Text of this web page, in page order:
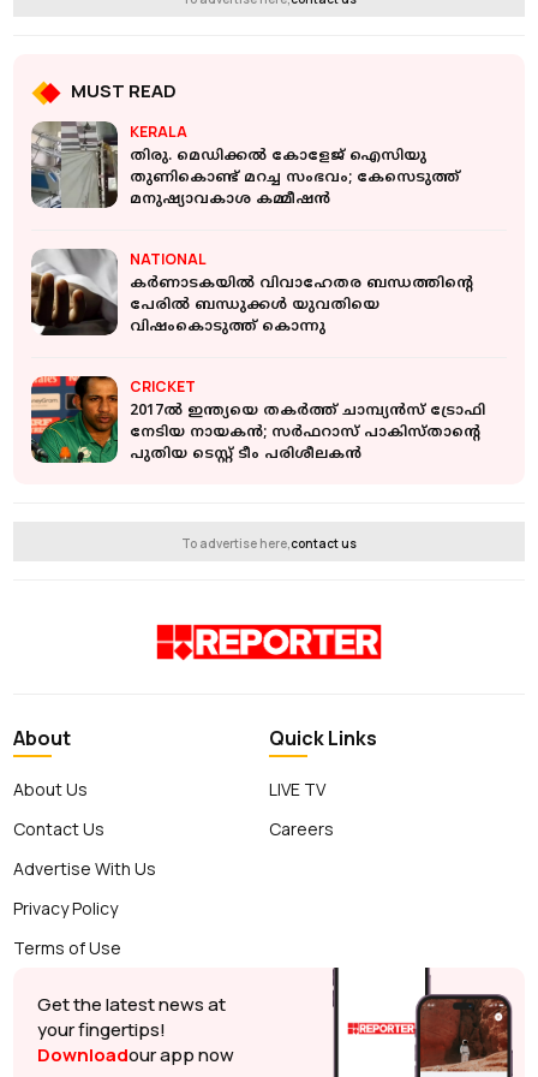
MUST READ
KERALA
തിരു. മെഡിക്കല്‍ കോളേജ് ഐസിയു
തുണികൊണ്ട് മറച്ച സംഭവം; കേസെടുത്ത്
മനുഷ്യാവകാശ കമ്മീഷന്‍
NATIONAL
കര്‍ണാടകയില്‍ വിവാഹേതര ബന്ധത്തിന്റെ
പേരില്‍ ബന്ധുക്കള്‍ യുവതിയെ
വിഷംകൊടുത്ത് കൊന്നു
CRICKET
2017ല്‍ ഇന്ത്യയെ തകര്‍ത്ത് ചാമ്പ്യന്‍സ് ട്രോഫി
നേടിയ നായകൻ; സർഫറാസ് പാകിസ്താന്റെ
പുതിയ ടെസ്റ്റ് ടീം പരിശീലകൻ
To advertise here,contact us
About
About Us
Contact Us
Advertise With Us
Privacy Policy
Terms of Use
Quick Links
LIVE TV
Careers
Get the latest news at
your fingertips!
Downloadour app now